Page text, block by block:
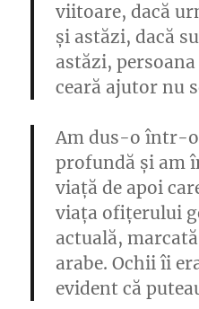
viitoare, dacă
și astăzi, dacă
astăzi,
ceară ajutor nu
Am dus-o într-
profundă și am
viață de apoi
viața ofițerului
actuală,
arabe. Ochii îi
evident că